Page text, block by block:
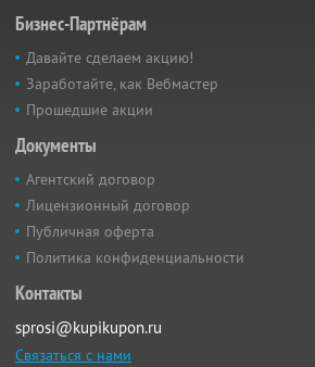
Бизнес-Партнёрам
Давайте сделаем акцию!
Заработайте, как Вебмастер
Прошедшие акции
Документы
Агентский договор
Лицензионный договор
Публичная оферта
Политика конфиденциальности
Контакты
sprosi@kupikupon.ru
Связаться с нами